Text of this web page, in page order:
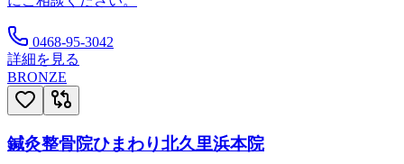
0468-95-3042
詳細を見る
BRONZE
鍼灸整骨院ひまわり北久里浜本院